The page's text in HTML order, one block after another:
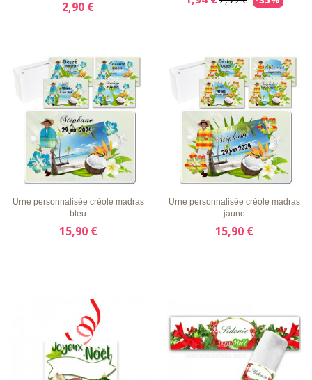
2,90 €
LISTE
D'ENVIE
APERÇU
RAPIDE
DÉTAILS
Urne personnalisée créole madras
bleu
15,90 €
LISTE
D'ENVIE
APERÇU
RAPIDE
DÉTAILS
Urne personnalisée créole madras
jaune
15,90 €